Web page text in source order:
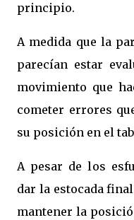
principio.
A medida que la
parecían estar
movimiento que
cometer errores
su posición en el
A pesar de los
dar la estocada
mantener la